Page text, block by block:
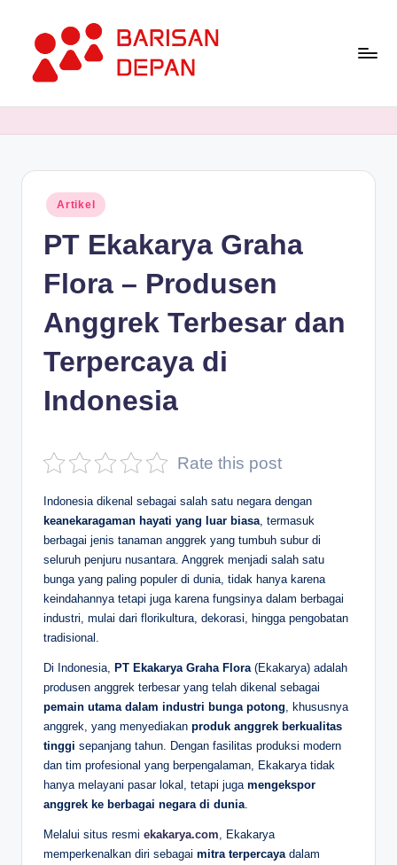
content
Terupdate
Posted
in
Artikel
PT Ekakarya Graha
Flora – Produsen
Anggrek Terbesar dan
Terpercaya di
Indonesia
Rate this post
Indonesia dikenal sebagai salah satu negara dengan
keanekaragaman hayati yang luar biasa , termasuk
berbagai jenis tanaman anggrek yang tumbuh subur di
seluruh penjuru nusantara. Anggrek menjadi salah satu
bunga yang paling populer di dunia, tidak hanya karena
keindahannya tetapi juga karena fungsinya dalam berbagai
industri, mulai dari florikultura, dekorasi, hingga pengobatan
tradisional.
Di Indonesia, PT Ekakarya Graha Flora (Ekakarya) adalah
produsen anggrek terbesar yang telah dikenal sebagai
pemain utama dalam industri bunga potong , khususnya
anggrek, yang menyediakan produk anggrek berkualitas
tinggi sepanjang tahun. Dengan fasilitas produksi modern
dan tim profesional yang berpengalaman, Ekakarya tidak
hanya melayani pasar lokal, tetapi juga mengekspor
anggrek ke berbagai negara di dunia
Melalui situs resmi ekakarya.com , Ekakarya
memperkenalkan diri sebagai mitra terpercaya dalam